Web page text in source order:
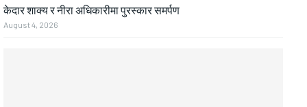
केदार शाक्य र नीरा अधिकारीमा पुरस्कार समर्पण
August 4, 2026